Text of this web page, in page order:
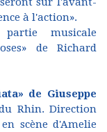
à l'action».
musicale
de Richard
de Giuseppe
Rhin. Direction
scène d'Amelie